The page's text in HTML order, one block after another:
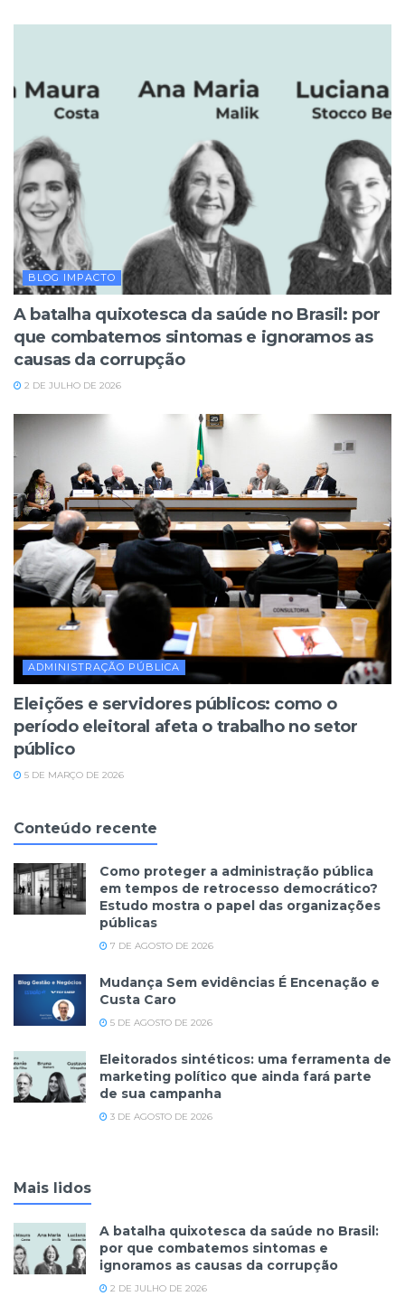
BLOG IMPACTO
A batalha quixotesca da saúde no Brasil: por
que combatemos sintomas e ignoramos as
causas da corrupção
2 DE JULHO DE 2026
ADMINISTRAÇÃO PÚBLICA
Eleições e servidores públicos: como o
período eleitoral afeta o trabalho no setor
público
5 DE MARÇO DE 2026
Conteúdo recente
Como proteger a administração pública
em tempos de retrocesso democrático?
Estudo mostra o papel das organizações
públicas
7 DE AGOSTO DE 2026
Mudança Sem evidências É Encenação e
Custa Caro
5 DE AGOSTO DE 2026
Eleitorados sintéticos: uma ferramenta de
marketing político que ainda fará parte
de sua campanha
3 DE AGOSTO DE 2026
Mais lidos
A batalha quixotesca da saúde no Brasil:
por que combatemos sintomas e
ignoramos as causas da corrupção
2 DE JULHO DE 2026